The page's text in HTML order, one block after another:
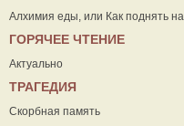
Алхимия еды, или Как поднять
ГОРЯЧЕЕ ЧТЕНИЕ
Актуально
ТРАГЕДИЯ
Скорбная память